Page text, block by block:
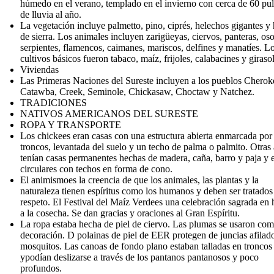
húmedo en el verano, templado en el invierno con cerca de 60
de lluvia al año.
La vegetación incluye palmetto, pino, ciprés, helechos gigantes y
de sierra. Los animales incluyen zarigüeyas, ciervos, panteras,
serpientes, flamencos, caimanes, mariscos, delfines y manatíes.
cultivos básicos fueron tabaco, maíz, frijoles, calabacines y
Viviendas
Las Primeras Naciones del Sureste incluyen a los pueblos
Catawba, Creek, Seminole, Chickasaw, Choctaw y Natchez.
TRADICIONES
NATIVOS AMERICANOS DEL SURESTE
ROPA Y TRANSPORTE
Los chickees eran casas con una estructura abierta enmarcada por
troncos, levantada del suelo y un techo de palma o palmito. Otras
tenían casas permanentes hechas de madera, caña, barro y paja y
circulares con techos en forma de cono.
El animismoes la creencia de que los animales, las plantas y la
naturaleza tienen espíritus como los humanos y deben ser
respeto. El Festival del Maíz Verdees una celebración sagrada en
a la cosecha. Se dan gracias y oraciones al Gran Espíritu.
La ropa estaba hecha de piel de ciervo. Las plumas se usaron
decoración. D polainas de piel de EER protegen de juncias
mosquitos. Las canoas de fondo plano estaban talladas en troncos
ypodían deslizarse a través de los pantanos pantanosos y poco
profundos.